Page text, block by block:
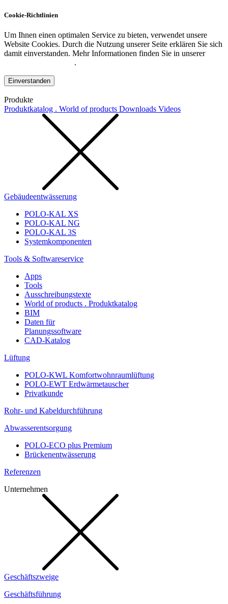
Cookie-Richtlinien
Um Ihnen einen optimalen Service zu bieten, verwendet unsere
Website Cookies. Durch die Nutzung unserer Seite erklären Sie sich
damit einverstanden. Mehr Informationen finden Sie in unserer
.
Einverstanden
Produkte
Produktkatalog . World of products Downloads Videos
Gebäudeentwässerung
POLO-KAL XS
POLO-KAL NG
POLO-KAL 3S
Systemkomponenten
Tools & Softwareservice
Apps
Tools
Ausschreibungstexte
World of products . Produktkatalog
BIM
Daten für
Planungssoftware
CAD-Katalog
Lüftung
POLO-KWL Komfortwohnraumlüftung
POLO-EWT Erdwärmetauscher
Privatkunde
Rohr- und Kabeldurchführung
Abwasserentsorgung
POLO-ECO plus Premium
Brückenentwässerung
Referenzen
Unternehmen
Geschäftszweige
Geschäftsführung